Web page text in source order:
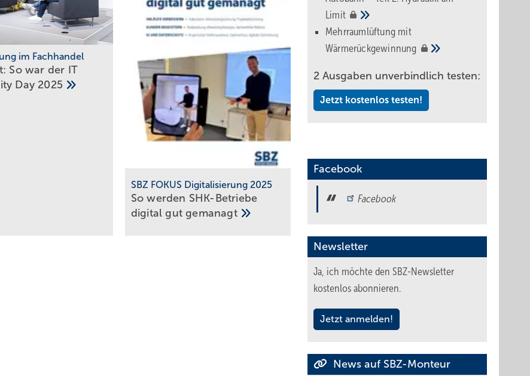
im Fachhandel
So war der IT
Day 2025
SBZ FOKUS Digitalisierung 2025
So werden SHK-Betriebe
digital gutgemanagt
Limit
Mehrraumlüftung mit
Wärmerückgewinnung
2 Ausgaben unverbindlich testen:
Jetzt kostenlos testen!
Facebook
Facebook
Newsletter
Ja, ich möchte den SBZ-Newsletter
kostenlos abonnieren.
Jetzt anmelden!
News auf SBZ-Monteur